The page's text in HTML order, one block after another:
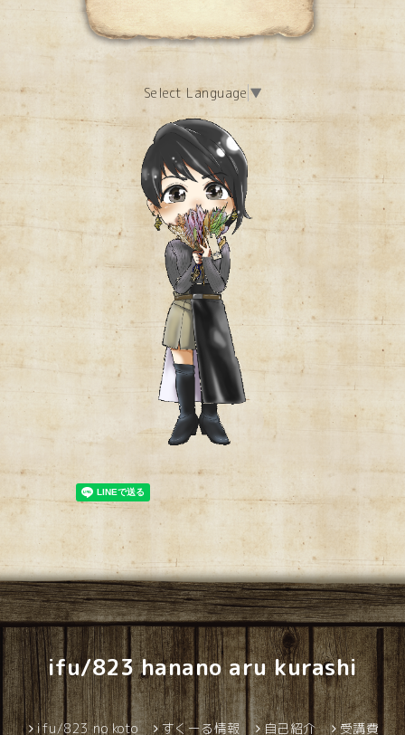
Select Language ▼
ifu/823 hanano aru kurashi
ifu/823 no koto すくーる情報 自己紹介 受講費